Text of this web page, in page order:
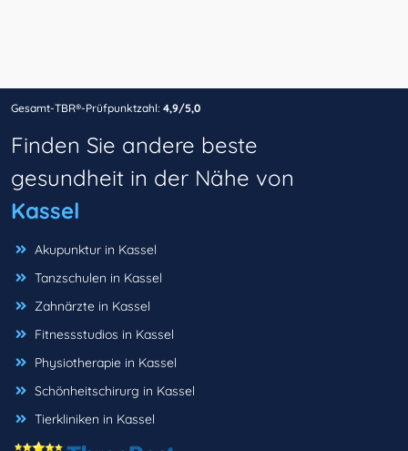
Gesamt-TBR®-Prüfpunktzahl: 4,9/5,0
Finden Sie andere beste
gesundheit in der Nähe von
Kassel
Akupunktur in Kassel
Tanzschulen in Kassel
Zahnärzte in Kassel
Fitnessstudios in Kassel
Physiotherapie in Kassel
Schönheitschirurg in Kassel
Tierkliniken in Kassel